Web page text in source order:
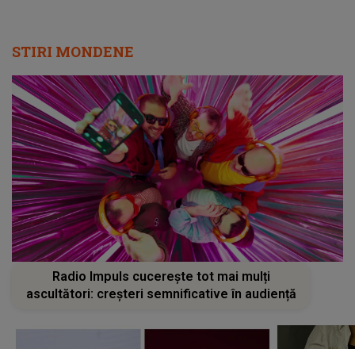
STIRI MONDENE
Radio Impuls cucerește tot mai mulți
ascultători: creșteri semnificative în audiență